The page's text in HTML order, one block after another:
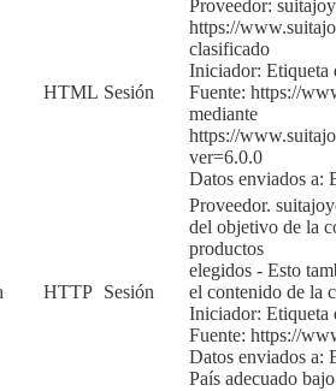
HTML Sesión
Proveedor:
https://
clasificado
Iniciador: Etiqueta
Fuente: https://
mediante
https://
ver=6.0.0
Datos enviados a:
HTTP Sesión
Proveedor.
del objetivo de la
productos
elegidos - Esto
el contenido de la
Iniciador: Etiqueta
Fuente: https://
Datos enviados a:
País adecuado